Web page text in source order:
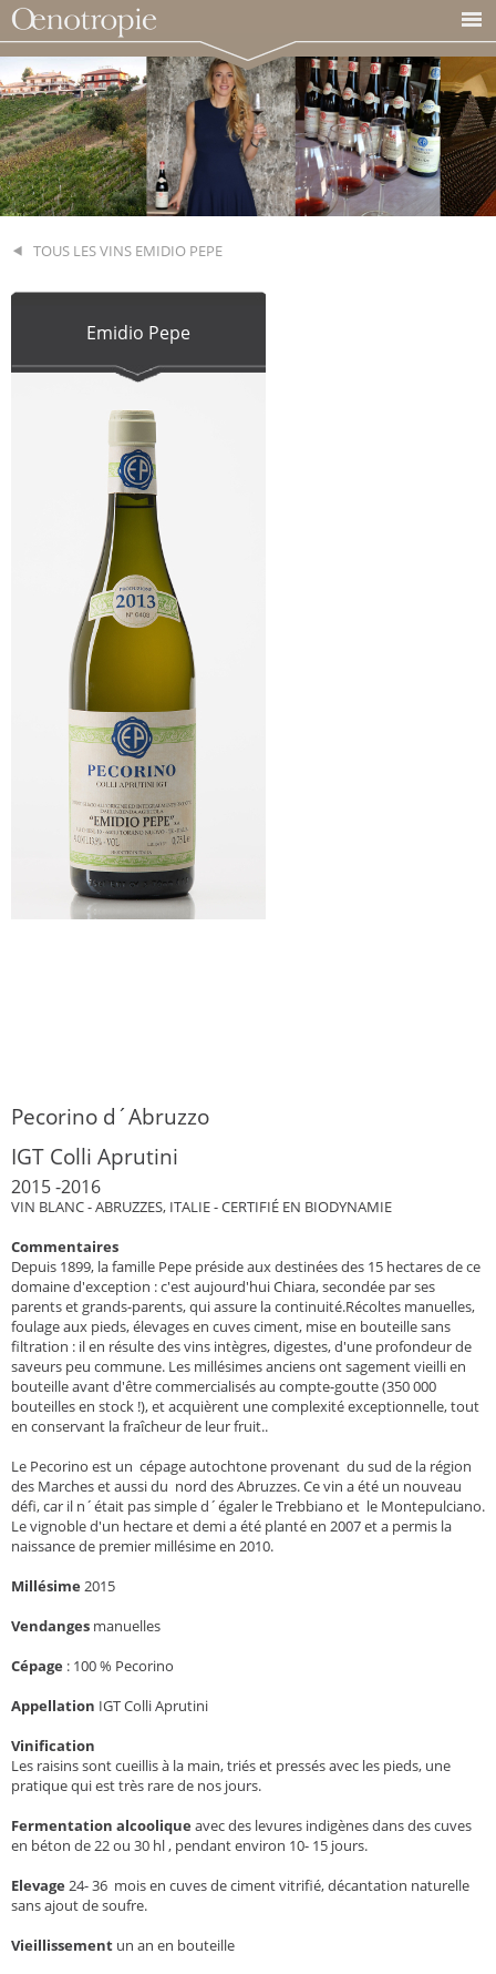
TOUS LES VINS EMIDIO PEPE
Emidio Pepe
Pecorino d´Abruzzo
IGT Colli Aprutini
2015 -2016
VIN BLANC - ABRUZZES, ITALIE - CERTIFIÉ EN BIODYNAMIE
Commentaires
Depuis 1899, la famille Pepe préside aux destinées des 15 hectares de ce
domaine d'exception : c'est aujourd'hui Chiara, secondée par ses
parents et grands-parents, qui assure la continuité.Récoltes manuelles,
foulage aux pieds, élevages en cuves ciment, mise en bouteille sans
filtration : il en résulte des vins intègres, digestes, d'une profondeur de
saveurs peu commune. Les millésimes anciens ont sagement vieilli en
bouteille avant d'être commercialisés au compte-goutte (350 000
bouteilles en stock !), et acquièrent une complexité exceptionnelle, tout
en conservant la fraîcheur de leur fruit..
Le Pecorino est un cépage autochtone provenant du sud de la région
des Marches et aussi du nord des Abruzzes. Ce vin a été un nouveau
défi, car il n´était pas simple d´égaler le Trebbiano et le Montepulciano.
Le vignoble d'un hectare et demi a été planté en 2007 et a permis la
naissance de premier millésime en 2010.
Millésime 2015
Vendanges manuelles
Cépage : 100 % Pecorino
Appellation IGT Colli Aprutini
Vinification
Les raisins sont cueillis à la main, triés et pressés avec les pieds, une
pratique qui est très rare de nos jours.
Fermentation alcoolique avec des levures indigènes dans des cuves
en béton de 22 ou 30 hl , pendant environ 10- 15 jours.
Elevage 24- 36 mois en cuves de ciment vitrifié, décantation naturelle
sans ajout de soufre.
Vieillissement un an en bouteille